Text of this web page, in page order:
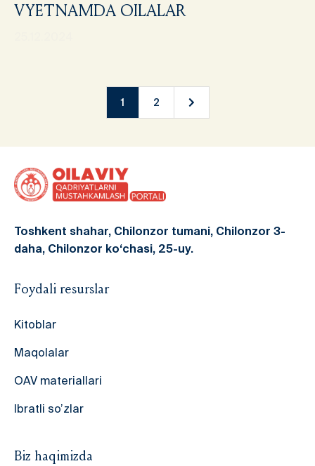
VYETNAMDA OILALAR
1 2
Toshkent shahar, Chilonzor tumani, Chilonzor 3-
daha, Chilonzor ko‘chasi, 25-uy.
Biz haqimizda
Foydali resurslar
Kitoblar
Maqolalar
OAV materiallari
Ibratli so’zlar